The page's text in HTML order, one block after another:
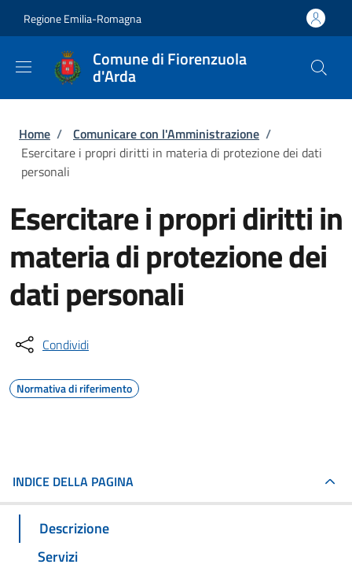
Regione Emilia-Romagna
Comune di Fiorenzuola
d'Arda
Briciole di pane
Home / Comunicare con l'Amministrazione /
Esercitare i propri diritti in materia di protezione dei dati
personali
Esercitare i propri diritti in
materia di protezione dei
dati personali
Condividi
Normativa di riferimento
INDICE DELLA PAGINA
Descrizione
Servizi